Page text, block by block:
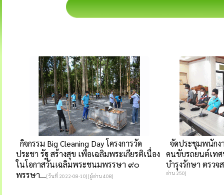
กิจกรรม Big Cleaning Day โครงการวัด
ประชา รัฐ สร้างสุข เพื่อเฉลิมพระเกียรติเนื่อง
ในโอกาสวันเฉลิมพระชนมพรรษา ๙๐
พรรษา...[วันที่ 2022-08-10][ผู้อ่าน 408]
จัดประชุมพนัก
คนขับรถยนต์เท
บำรุงรักษา ตรวจ
อ่าน 250]